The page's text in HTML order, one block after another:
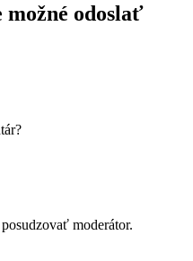
možné odoslať
moderátor.